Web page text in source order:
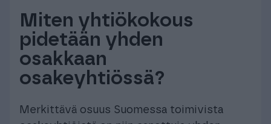
Miten yhtiökokous
pidetään yhden
osakkaan
osakeyhtiössä?
Merkittävä osuus Suomessa toimivista